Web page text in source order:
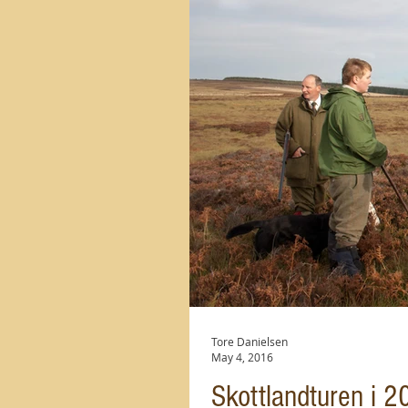
Skottlandturen i
Tore Danielsen
May 4, 2016